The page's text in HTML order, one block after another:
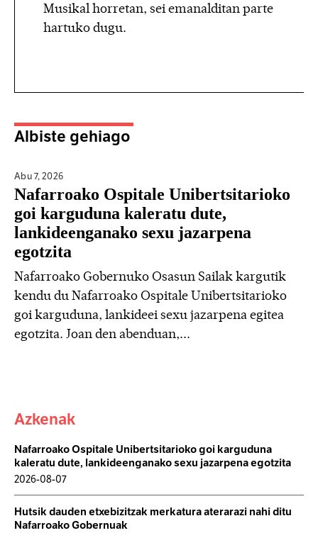
Musikal horretan, sei emanalditan parte
hartuko dugu.
Albiste gehiago
Abu 7,2026
Nafarroako Ospitale Unibertsitarioko
goi karguduna kaleratu dute,
lankideenganako sexu jazarpena
egotzita
Nafarroako Gobernuko Osasun Sailak kargutik
kendu du Nafarroako Ospitale Unibertsitarioko
goi karguduna, lankideei sexu jazarpena egitea
egotzita. Joan den abenduan,...
Azkenak
Nafarroako Ospitale Unibertsitarioko goi karguduna
kaleratu dute, lankideenganako sexu jazarpena egotzita
2026-08-07
Hutsik dauden etxebizitzak merkatura aterarazi nahi ditu
Nafarroako Gobernuak